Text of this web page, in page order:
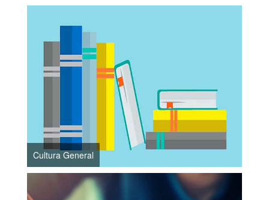
Cultura General